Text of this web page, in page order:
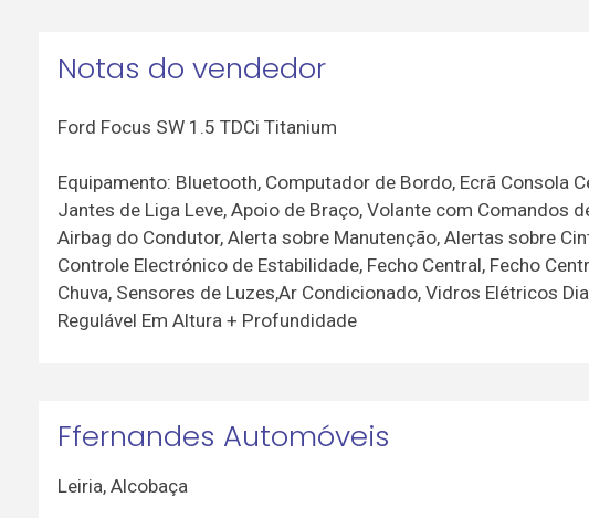
Notas do vendedor
Ford Focus SW 1.5 TDCi Titanium
Equipamento: Bluetooth, Computador de Bordo, Ecrã Consola
Jantes de Liga Leve, Apoio de Braço, Volante com Comandos
Airbag do Condutor, Alerta sobre Manutenção, Alertas sobre
Controle Electrónico de Estabilidade, Fecho Central, Fecho
Chuva, Sensores de Luzes,Ar Condicionado, Vidros Elétricos
Regulável Em Altura + Profundidade
Ffernandes Automóveis
Leiria, Alcobaça